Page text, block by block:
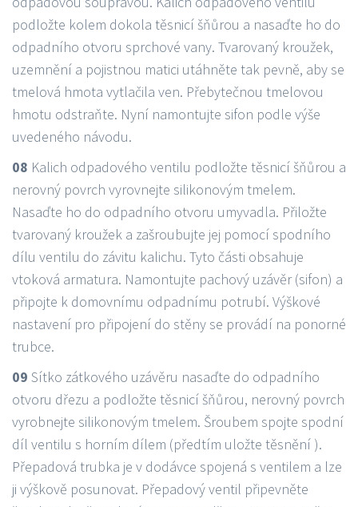
podložte kolem dokola těsnicí šňůrou a nasaďte ho do
odpadního otvoru sprchové vany. Tvarovaný kroužek,
uzemnění a pojistnou matici utáhněte tak pevně, aby se
tmelová hmota vytlačila ven. Přebytečnou tmelovou
hmotu odstraňte. Nyní namontujte sifon podle výše
uvedeného návodu.
08 Kalich odpadového ventilu podložte těsnicí šňůrou a
nerovný povrch vyrovnejte silikonovým tmelem.
Nasaďte ho do odpadního otvoru umyvadla. Přiložte
tvarovaný kroužek a zašroubujte jej pomocí spodního
dílu ventilu do závitu kalichu. Tyto části obsahuje
vtoková armatura. Namontujte pachový uzávěr (sifon) a
připojte k domovnímu odpadnímu potrubí. Výškové
nastavení pro připojení do stěny se provádí na ponorné
trubce.
09 Sítko zátkového uzávěru nasaďte do odpadního
otvoru dřezu a podložte těsnicí šňůrou, nerovný povrch
vyrobnejte silikonovým tmelem. Šroubem spojte spodní
díl ventilu s horním dílem (předtím uložte těsnění ).
Přepadová trubka je v dodávce spojená s ventilem a lze
ji výškově posunovat. Přepadový ventil připevněte